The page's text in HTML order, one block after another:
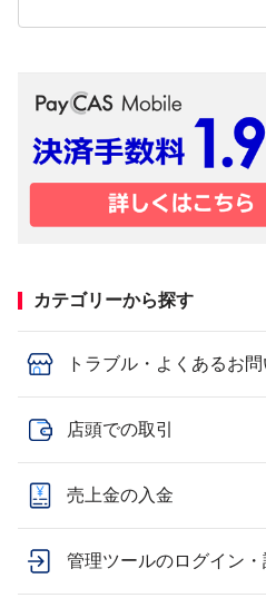
カテゴリーから探す
トラブル・よくあるお
店頭での取引
売上金の入金
管理ツールのログイン・